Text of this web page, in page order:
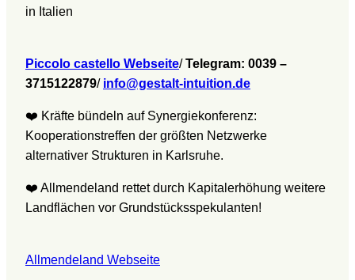
in Italien
Piccolo castello Webseite/Telegram: 0039 –
3715122879/ info@gestalt-intuition.de
❤️ Kräfte bündeln auf Synergiekonferenz:
Kooperationstreffen der größten Netzwerke
alternativer Strukturen in Karlsruhe.
❤️ Allmendeland rettet durch Kapitalerhöhung weitere
Landflächen vor Grundstücksspekulanten!
Allmendeland Webseite